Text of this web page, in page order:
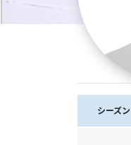
シーズン